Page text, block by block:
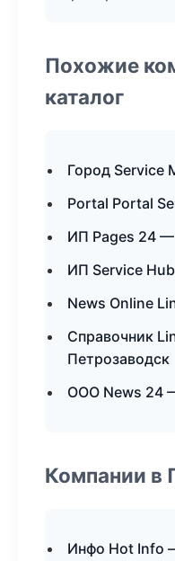
Похожие
каталог
Город Service
Portal Portal
ИП Pages 24 —
ИП Service
News Online
Справочник
Петрозаводск
ООО News 24
Компании в
Инфо Hot Info